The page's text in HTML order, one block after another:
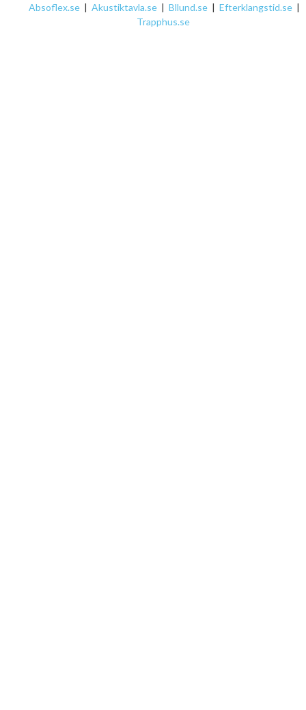
Absoflex.se | Akustiktavla.se | Bllund.se | Efterklangstid.se |
Trapphus.se